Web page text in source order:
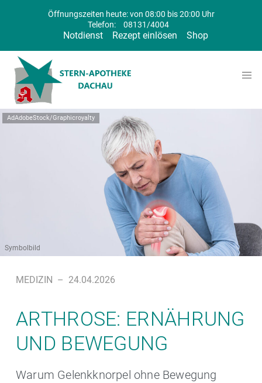
Öffnungszeiten heute: von 08:00 bis 20:00 Uhr
Telefon:
08131/4004
Notdienst Rezept einlösen Shop
AdAdobeStock/Graphicroyalty
Symbolbild
MEDIZIN – 24.04.2026
ARTHROSE: ERNÄHRUNG
UND BEWEGUNG
Warum Gelenkknorpel ohne Bewegung